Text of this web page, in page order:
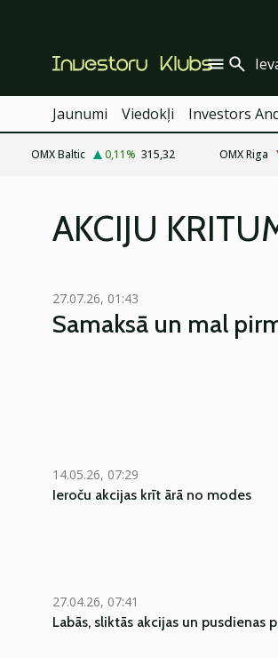
Jaunumi Viedokļi Investors
OMX Baltic 0,11% 315,32 OMX Riga
AKCIJU
27.07.26, 01:43
Samaksā un mal
14.05.26, 07:29
Ieroču akcijas krīt ārā no modes
27.04.26, 07:41
Labās, sliktās akcijas un pusdienas